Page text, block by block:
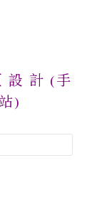
設 計 (手
)